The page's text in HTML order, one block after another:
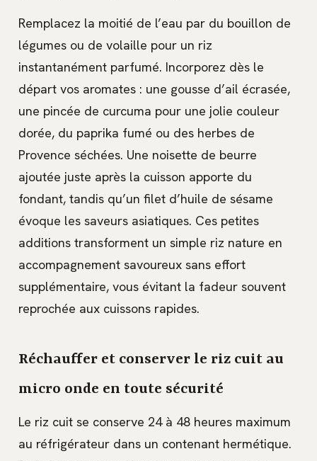
Remplacez la moitié de l’eau par du bouillon de
légumes ou de volaille pour un riz
instantanément parfumé. Incorporez dès le
départ vos aromates : une gousse d’ail écrasée,
une pincée de curcuma pour une jolie couleur
dorée, du paprika fumé ou des herbes de
Provence séchées. Une noisette de beurre
ajoutée juste après la cuisson apporte du
fondant, tandis qu’un filet d’huile de sésame
évoque les saveurs asiatiques. Ces petites
additions transforment un simple riz nature en
accompagnement savoureux sans effort
supplémentaire, vous évitant la fadeur souvent
reprochée aux cuissons rapides.
Réchauffer et conserver le riz cuit au
micro onde en toute sécurité
Le riz cuit se conserve 24 à 48 heures maximum
au réfrigérateur dans un contenant hermétique.